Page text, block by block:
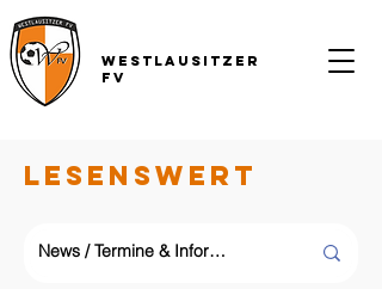
Westlausitzer
FV
LESENSWERT